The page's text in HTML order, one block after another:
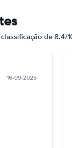
de 8.4/
16-09-2025